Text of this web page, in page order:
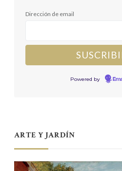
Dirección de email
Powered by
ARTE Y JARDÍN